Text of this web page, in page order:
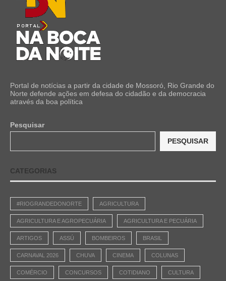
Portal de notícias a partir da cidade de Mossoró, Rio Grande do
Norte defende ações em defesa do cidadão e da democracia
através da boa política
Pesquisar
PESQUISAR
CATEGORIAS
#RIOGRANDEDONORTE AGRICULTURA
AGRICULTURA E AGROPECUÁRIA AGRICULTURA E PECUÁRIA
ARTIGOS ASSÚ BOMBEIROS BRASIL
CARNAVAL 2026 CHUVA CINEMA COLUNAS
COMÉRCIO CONCURSOS COTIDIANO CULTURA